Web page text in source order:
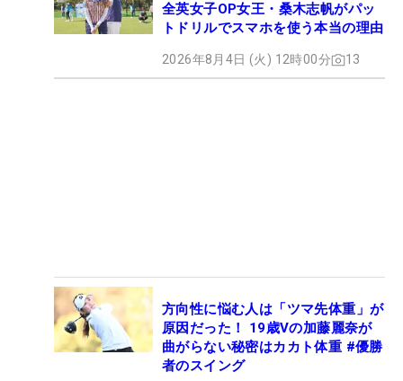
全英女子OP女王・桑木志帆がパッ
トドリルでスマホを使う本当の理由
2026年8月4日 (火) 12時00分 13
方向性に悩む人は「ツマ先体重」が
原因だった！ 19歳Vの加藤麗奈が
曲がらない秘密はカカト体重 #優勝
者のスイング